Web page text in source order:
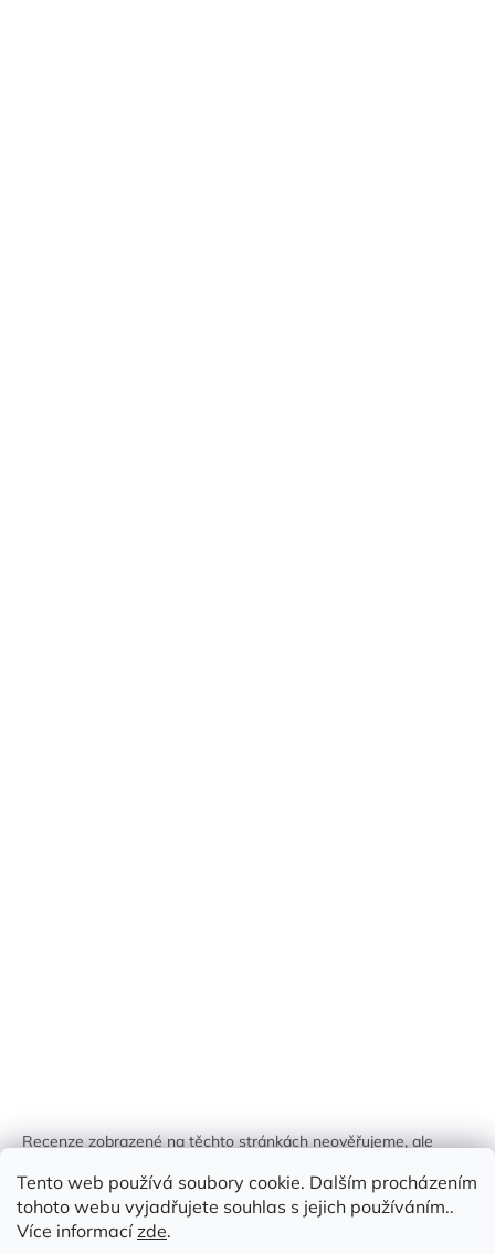
Tento web používá soubory cookie. Dalším procházením
tohoto webu vyjadřujete souhlas s jejich používáním..
Více informacízde.
Recenze zobrazené na těchto stránkách neověřujeme, ale
identifikován.